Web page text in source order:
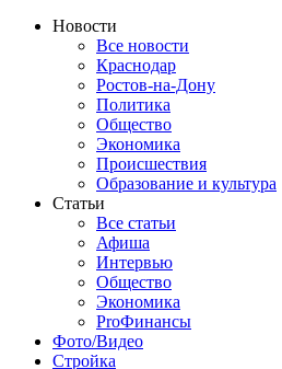
Новости
Все новости
Краснодар
Ростов-на-Дону
Политика
Общество
Экономика
Происшествия
Образование и культура
Статьи
Все статьи
Афиша
Интервью
Общество
Экономика
ProФинансы
Фото/Видео
Стройка